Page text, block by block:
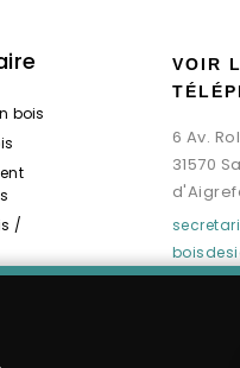
bois
/
bois
VOIR
6 Av.
31570